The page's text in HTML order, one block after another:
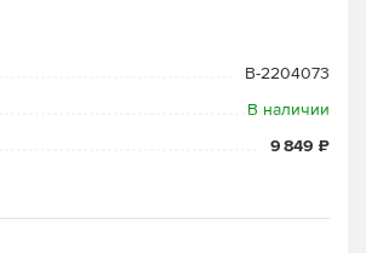
B-2204073
В наличии
9 849 ₽